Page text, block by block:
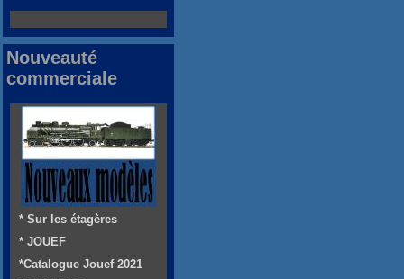
Nouveauté
commerciale
* Sur les étagères
* JOUEF
*Catalogue Jouef 2021